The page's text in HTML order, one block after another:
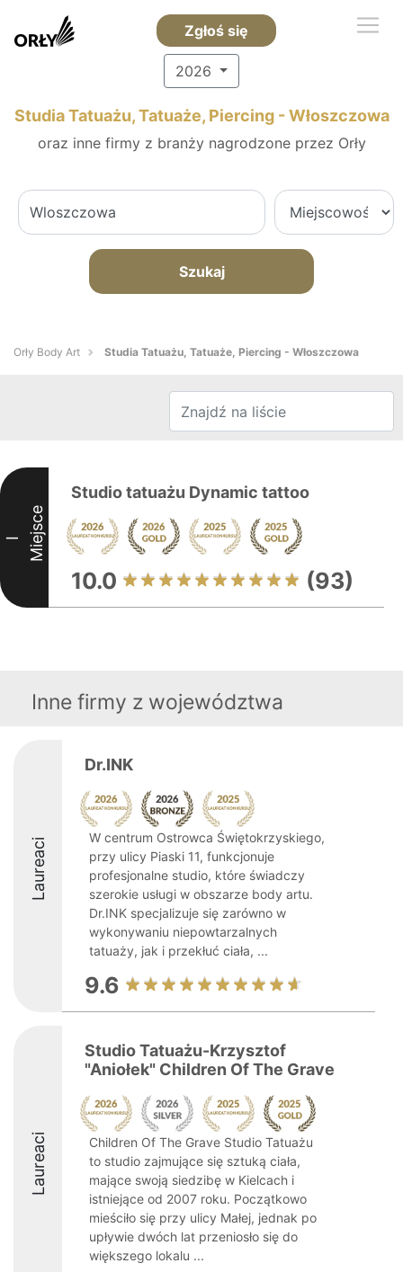
Zgłoś się
2026
Studia Tatuażu, Tatuaże, Piercing - Włoszczowa
oraz inne firmy z branży nagrodzone przez Orły
Szukaj
Orły Body Art Studia Tatuażu, Tatuaże, Piercing - Włoszczowa
I Miejsce
Studio tatuażu Dynamic tattoo
10.0 (93)
Inne firmy z województwa
Laureaci
Dr.INK
W centrum Ostrowca Świętokrzyskiego,
przy ulicy Piaski 11, funkcjonuje
profesjonalne studio, które świadczy
szerokie usługi w obszarze body artu.
Dr.INK specjalizuje się zarówno w
wykonywaniu niepowtarzalnych
tatuaży, jak i przekłuć ciała, ...
9.6
Laureaci
Studio Tatuażu-Krzysztof
"Aniołek" Children Of The Grave
Children Of The Grave Studio Tatuażu
to studio zajmujące się sztuką ciała,
mające swoją siedzibę w Kielcach i
istniejące od 2007 roku. Początkowo
mieściło się przy ulicy Małej, jednak po
upływie dwóch lat przeniosło się do
większego lokalu ...